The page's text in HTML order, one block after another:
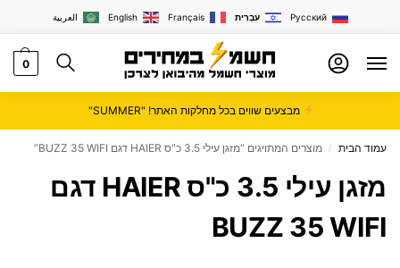
العربية English Français עִבְרִית Русский
0
מבצעים שווים בכל מחלקות האתר! "SUMMER"
עמוד הבית / מוצרים המתויגים “מזגן עילי 3.5 כ"ס HAIER דגם BUZZ 35 WIFI”
מזגן עילי 3.5 כ"ס HAIER דגם
BUZZ 35 WIFI